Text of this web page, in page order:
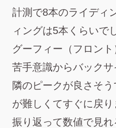
計測で8本のライディ
ィングは5本くらいで
グーフィー（フロン
苦手意識からバック
隣のピークが良さそ
が難しくてすぐに戻り
振り返って数値で見